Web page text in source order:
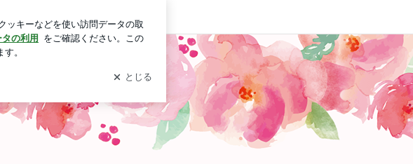
室＊野崎はる美
ログイン